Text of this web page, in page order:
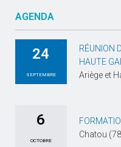
AGENDA
24
SEPTEMBRE
RÉUNION
HAUTE
Ariège et
6
OCTOBRE
Chatou